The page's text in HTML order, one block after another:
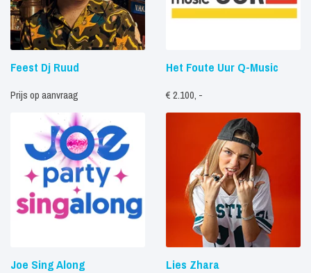
Feest Dj Ruud
Prijs op aanvraag
Het Foute Uur Q-Music
€ 2.100, -
Joe Sing Along Lies Zhara